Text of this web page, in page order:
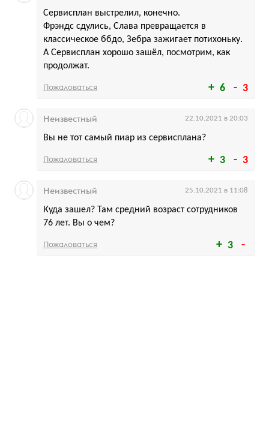
6 3
Сервисплан выстрелил, конечно.
Фрэндс сдулись, Слава превращается в
классическое ббдо, Зебра зажигает потихоньку.
А Сервисплан хорошо зашёл, посмотрим, как
продолжат.
Пожаловаться
3 3
Вы не тот самый пиар из сервисплана?
Неизвестный 22.10.2021 в 20:03
Пожаловаться
3
Куда зашел? Там средний возраст сотрудников
76 лет. Вы о чем?
Неизвестный 25.10.2021 в 11:08
Пожаловаться